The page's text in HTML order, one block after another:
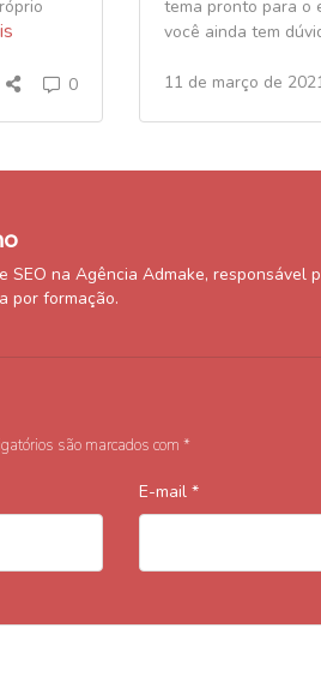
0
tema pronto para o
você ainda tem
11 de março de
SEO na Agência Admake, responsável
por formação.
são marcados com *
E-mail *